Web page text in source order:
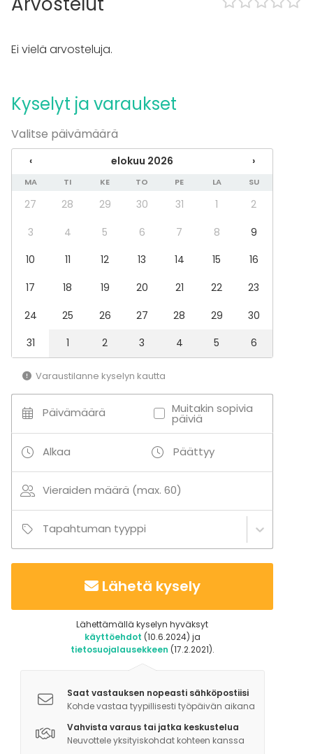
Exclusive use of venue
Parking available
Furniture
Fläppi- / Valkotaulu
Muistiinpanovälineet
Tapahtumatyypit
Juhlat
Illallinen / lounas
Seminaari / konferenssi
Business / Corporate Event
Team building / Recreation
Tilatyypit
Monitoimitila
Biletila
Ei vielä arvosteluja.
Kyselyt ja varaukset
Valitse päivämäärä
‹ elokuu 2026 ›
MA TI KE TO PE LA SU
27 28 29 30 31 1
2
3
4 5 6 7 8
9
10
11 12 13 14 15
16
17
18 19 20 21 22
23
24
25 26 27 28 29
30
31
1 2 3 4 5 6
Varaustilanne kyselyn kautta
Päivämäärä Muitakin sopivia
päiviä
Alkaa Päättyy
Vieraiden määrä (max. 60)
Tapahtuman tyyppi
Lähetä kysely
Lähettämällä kyselyn hyväksyt
käyttöehdot (10.6.2024) ja
tietosuojalausekkeen (17.2.2021).
Saat vastauksen nopeasti sähköpostiisi
Kohde vastaa tyypillisesti työpäivän aikana
Vahvista varaus tai jatka keskustelua
Neuvottele yksityiskohdat kohteen kanssa